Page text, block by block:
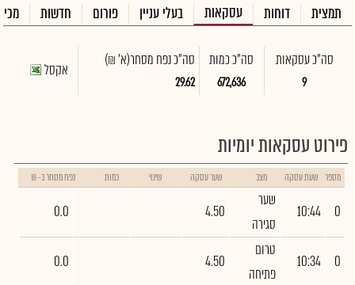
תמצית דוחות עסקאות בעלי עניין פורום חדשות
סה"כ עסקאות
9
סה"כ כמות
672,636
סה"כ נפח מסחר(א' ₪)
29.62
אקסל
פירוט עסקאות יומיות
מספר שעת עסקה מצב שער עסקה שינוי כמות נפח מסחר ב- ₪
0
10:44
שער
סגירה
4.50
0.0
0
10:34
טרום
פתיחה
4.50
0.0